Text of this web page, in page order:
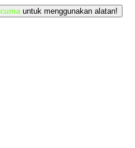
untuk menggunakan alatan!